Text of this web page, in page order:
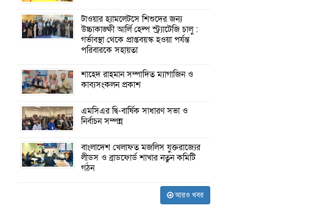
টাওয়ার হ্যামলেটসে শিশুদের জন্য
উচ্চাকাঙ্ক্ষী আর্লি হেল্প স্ট্র্যাটেজি চালু :
গর্ভাবস্থা থেকে প্রাপ্তবয়স্ক হওয়া পর্যন্ত
পরিবারকে সহায়তা
শাহেদ রাহমান সম্পাদিত ম্যাগাজিন ও
কাব্যসংকলন প্রকাশ
এমসিএর দ্বি-বার্ষিক সাধারণ সভা ও
নির্বাচন সম্পন্ন
বাংলাদেশ খেলাফত মজলিস যুক্তরাজ্যের
লীডস ও ব্রাডফোর্ড শাখার নতুন কমিটি
গঠন
আরও খবর